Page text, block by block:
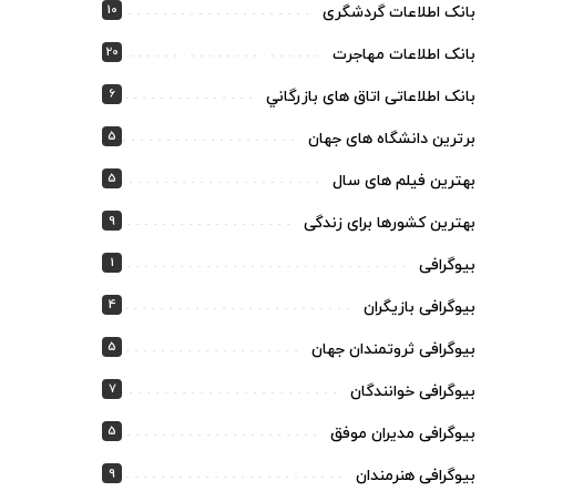
بانک اطلاعات گردشگری 10
بانک اطلاعات مهاجرت 20
بانک اطلاعاتی اتاق های بازرگاني 6
برترین دانشگاه های جهان 5
بهترین فیلم های سال 5
بهترین کشورها برای زندگی 9
بیوگرافی 1
بیوگرافی بازیگران 4
بیوگرافی ثروتمندان جهان 5
بیوگرافی خوانندگان 7
بیوگرافی مدیران موفق 5
بیوگرافی هنرمندان 9